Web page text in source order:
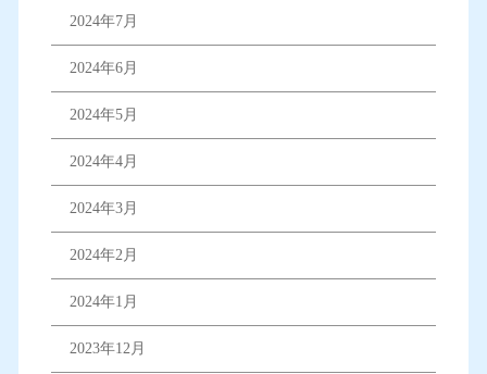
2024年7月
2024年6月
2024年5月
2024年4月
2024年3月
2024年2月
2024年1月
2023年12月